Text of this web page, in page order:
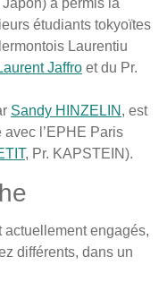
Japon) a permis la
étudiants tokyoïtes
Laurentiu
Jaffro et du Pr.
Sandy HINZELIN , est
l’EPHE Paris
, Pr. KAPSTEIN).
actuellement engagés,
différents, dans un